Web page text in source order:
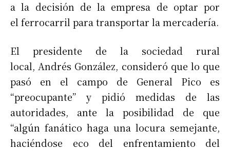
a la decisión de la empresa de optar por
el ferrocarril para transportar la mercadería.
El presidente de la sociedad rural
local, Andrés González, consideró que lo que
pasó en el campo de General Pico es
“preocupante” y pidió medidas de las
autoridades, ante la posibilidad de que
“algún fanático haga una locura semejante,
haciéndose eco del enfrentamiento del